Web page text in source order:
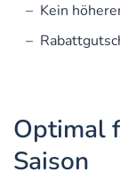
Kein
Optimal
Saison